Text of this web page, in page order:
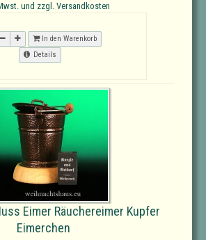
und zzgl. Versandkosten
In den Warenkorb
Details
Eimer Räuchereimer Kupfer
Eimerchen